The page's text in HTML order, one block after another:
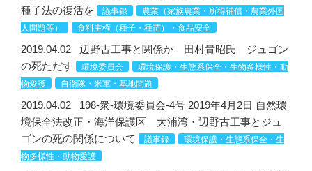
種子法の復活を
議事録
農業（家族農業・所得補償・農業外国
人問題等）
食料主権（種子・種苗）・食品安全
2019.04.02
辺野古工事と関係か 田村貴昭氏 ジュゴン
の死ただす
環境委員会
環境保護・生態系保全・生物多様性・動
物愛護
自衛隊・米軍・基地問題
2019.04.02
198-衆-環境委員会-4号 2019年4月2日 自然環
境保全法改正・海洋保護区 大浦湾・辺野古工事とジュ
ゴンの死の関係について
議事録
環境保護・生態系保全・生
物多様性・動物愛護